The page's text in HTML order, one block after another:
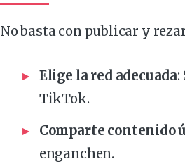
No basta con publicar y
Elige la red adecuada:
TikTok.
Comparte contenido
enganchen.